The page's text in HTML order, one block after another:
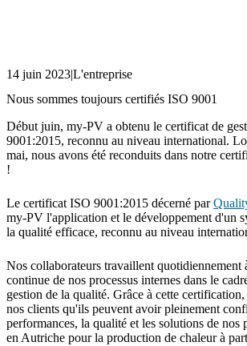
14 juin 2023|L'entreprise
Nous sommes toujours certifiés ISO 9001
Début juin, my-PV a obtenu le certificat de
9001:2015, reconnu au niveau international.
mai, nous avons été reconduits dans notre
!
Le certificat ISO 9001:2015 décerné par
my-PV l'application et le développement d'un
la qualité efficace, reconnu au niveau
Nos collaborateurs travaillent quotidiennement
continue de nos processus internes dans le
gestion de la qualité. Grâce à cette
nos clients qu'ils peuvent avoir pleinement
performances, la qualité et les solutions de nos
en Autriche pour la production de chaleur à